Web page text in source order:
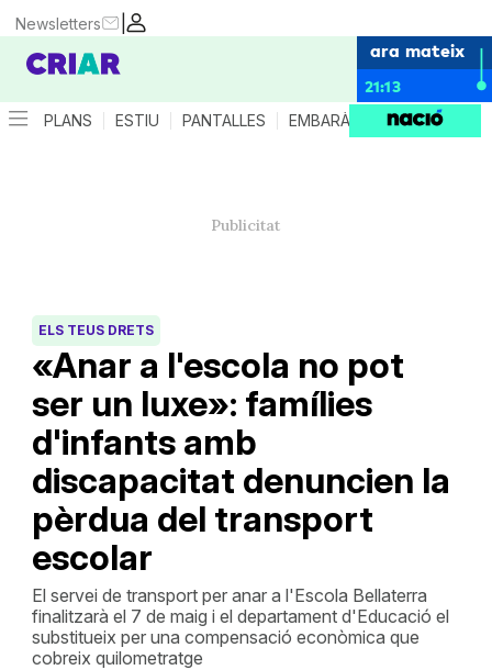
|
Newsletters
ara mateix
21:13
PLANS ESTIU PANTALLES EMBARÀS CRIANÇA
«Anar a l'escola no pot
ser un luxe»: famílies
d'infants amb
discapacitat denuncien la
pèrdua del transport
escolar
ELS TEUS DRETS
El servei de transport per anar a l'Escola Bellaterra
finalitzarà el 7 de maig i el departament d'Educació el
substitueix per una compensació econòmica que
cobreix quilometratge